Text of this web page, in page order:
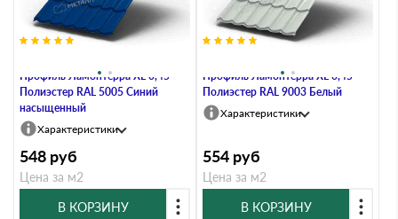
Профиль Ламонтерра XL 0,45
Полиэстер RAL 5005 Синий
насыщенный
Характеристики
548 руб
Цена за м2
В КОРЗИНУ
Профиль Ламонтерра XL 0,45
Полиэстер RAL 9003 Белый
Характеристики
554 руб
Цена за м2
В КОРЗИНУ